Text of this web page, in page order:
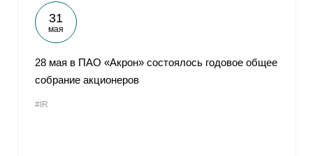
31
мая
28 мая в ПАО «Акрон» состоялось годовое общее
собрание акционеров
#IR